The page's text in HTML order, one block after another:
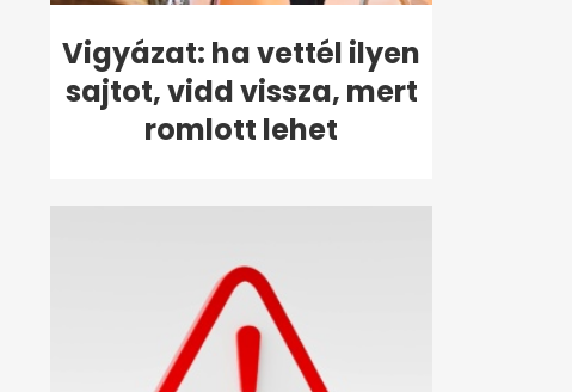
Vigyázat: ha vettél ilyen
sajtot, vidd vissza, mert
romlott lehet